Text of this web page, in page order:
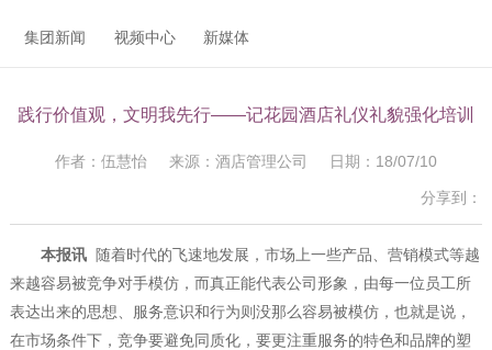
集团新闻 视频中心 新媒体
践行价值观，文明我先行——记花园酒店礼仪礼貌强化培训
作者：伍慧怡 来源：酒店管理公司 日期：18/07/10
分享到：
本报讯
随着时代的飞速地发展，市场上一些产品、营销模式等越
来越容易被竞争对手模仿，而真正能代表公司形象，由每一位员工所
表达出来的思想、服务意识和行为则没那么容易被模仿，也就是说，
在市场条件下，竞争要避免同质化，要更注重服务的特色和品牌的塑